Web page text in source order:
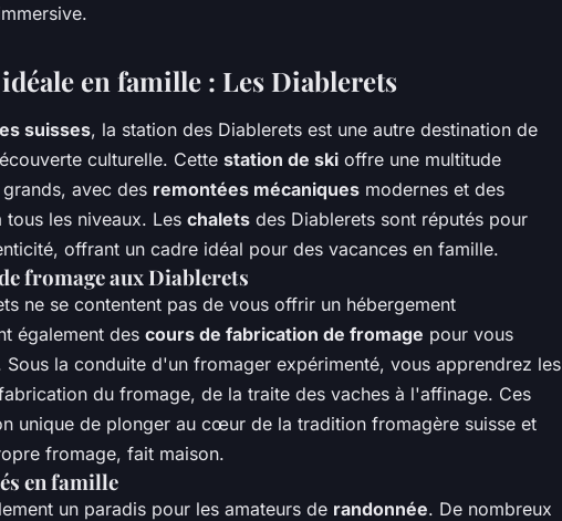
en famille : Les Diablerets
suisses, la station des Diablerets est une autre destination de
culturelle. Cette station de ski offre une multitude
avec des remontées mécaniques modernes et des
tous les niveaux. Les chalets des Diablerets sont réputés pour
offrant un cadre idéal pour des vacances en famille.
fromage aux Diablerets
ne se contentent pas de vous offrir un hébergement
également des cours de fabrication de fromage pour vous
Sous la conduite d'un fromager expérimenté, vous apprendrez les
du fromage, de la traite des vaches à l'affinage. Ces
unique de plonger au cœur de la tradition fromagère suisse et
fromage, fait maison.
en famille
un paradis pour les amateurs de randonnée. De nombreux